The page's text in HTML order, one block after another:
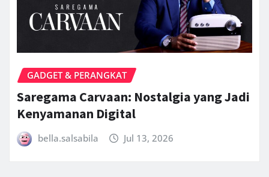
GADGET & PERANGKAT
Saregama Carvaan: Nostalgia yang Jadi
Kenyamanan Digital
bella.salsabila Jul 13, 2026